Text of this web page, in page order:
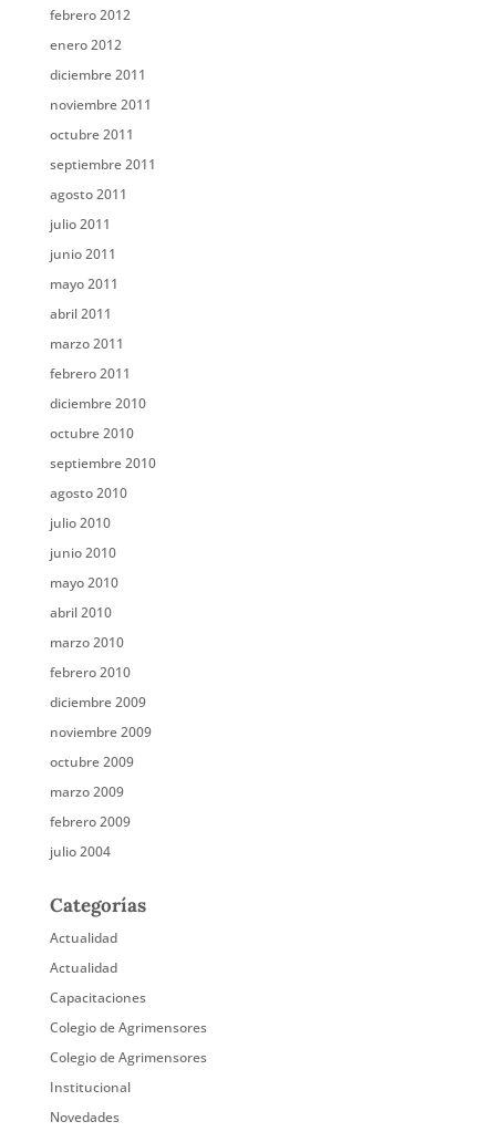
febrero 2012
enero 2012
diciembre 2011
noviembre 2011
octubre 2011
septiembre 2011
agosto 2011
julio 2011
junio 2011
mayo 2011
abril 2011
marzo 2011
febrero 2011
diciembre 2010
octubre 2010
septiembre 2010
agosto 2010
julio 2010
junio 2010
mayo 2010
abril 2010
marzo 2010
febrero 2010
diciembre 2009
noviembre 2009
octubre 2009
marzo 2009
febrero 2009
julio 2004
Categorías
Actualidad
Actualidad
Capacitaciones
Colegio de Agrimensores
Colegio de Agrimensores
Institucional
Novedades